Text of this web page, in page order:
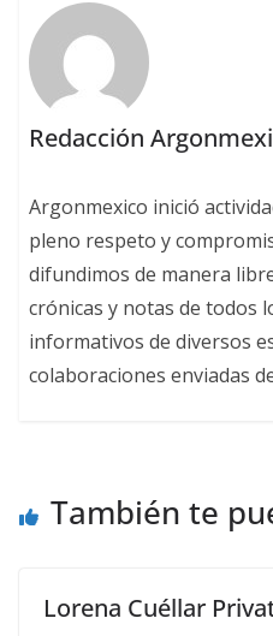
Redacción
Argonmexico inició
pleno respeto y
difundimos de manera
crónicas y notas de todos
informativos de diversos
colaboraciones enviadas
También te
Lorena Cuéllar